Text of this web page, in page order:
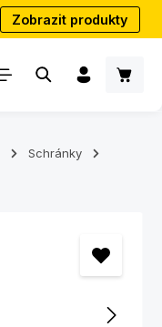
Zobrazit produkty
Schránky